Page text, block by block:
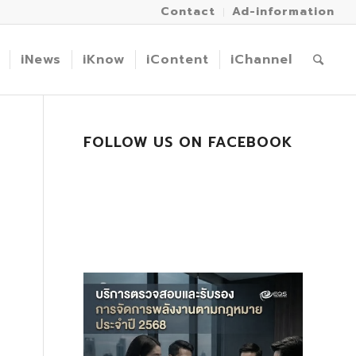
Contact Ad-information
iNews iKnow iContent iChannel
FOLLOW US ON FACEBOOK